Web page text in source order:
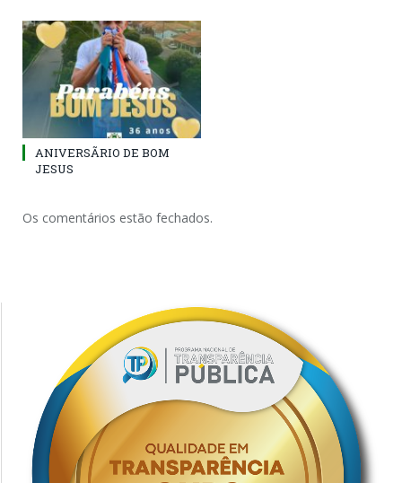
ANIVERSÃRIO DE BOM
JESUS
Os comentários estão fechados.